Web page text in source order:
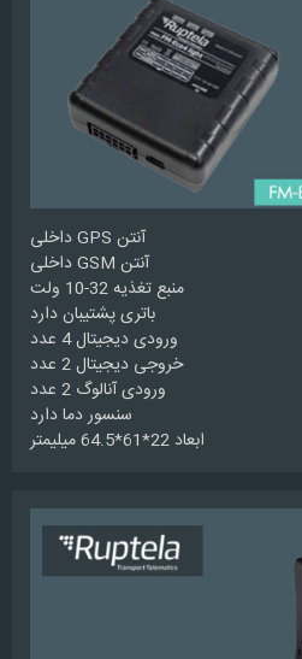
آنتن GPS داخلی
آنتن GSM داخلی
منبع تغذیه 32-10 ولت
باتری پشتیبان دارد
ورودی دیجیتال 4 عدد
خروجی دیجیتال 2 عدد
ورودی آنالوگ 2 عدد
سنسور دما دارد
ابعاد 22*61*64.5 میلیمتر